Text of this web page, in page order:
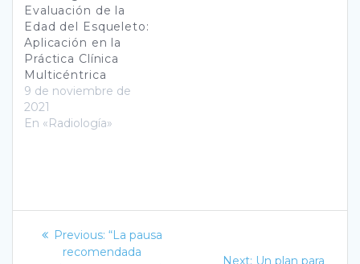
Evaluación de la
Edad del Esqueleto:
Aplicación en la
Práctica Clínica
Multicéntrica
9 de noviembre de
2021
En «Radiología»
Navegación
Previous: Previous
post:
“La pausa
recomendada
Next: Next
Un plan para